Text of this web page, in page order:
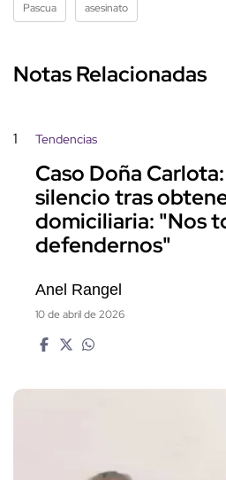
Pascua asesinato
Notas Relacionadas
1 Tendencias
Caso Doña
silencio tras
domiciliaria: "Nos
defendernos"
Anel Rangel
10 de abril de 2026